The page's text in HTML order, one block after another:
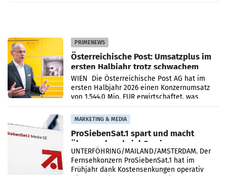
PRIMENEWS
Österreichische Post: Umsatzplus im
ersten Halbjahr trotz schwachem
Briefgeschäft
WIEN Die Österreichische Post AG hat im
ersten Halbjahr 2026 einen Konzernumsatz
von 1.544,0 Mio. EUR erwirtschaftet, was
einem Plus von 3,8 Prozent gegenüber dem
Vergleichszeitraum
MARKETING & MEDIA
ProSiebenSat.1 spart und macht
überraschend viel Gewinn
UNTERFÖHRING/MAILAND/AMSTERDAM. Der
Fernsehkonzern ProSiebenSat.1 hat im
Frühjahr dank Kostensenkungen operativ